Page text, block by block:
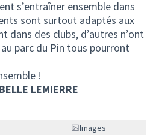
s’entraîner ensemble dans
sont surtout adaptés aux
dans des clubs, d’autres n’ont
parc du Pin tous pourront
!
LEMIERRE
Images